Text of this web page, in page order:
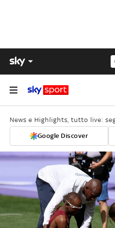
News e Highlights, tutto live:
Google Discover